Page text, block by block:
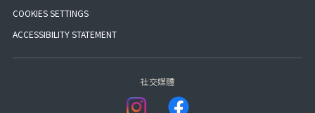
COOKIES SETTINGS
ACCESSIBILITY STATEMENT
社交媒體